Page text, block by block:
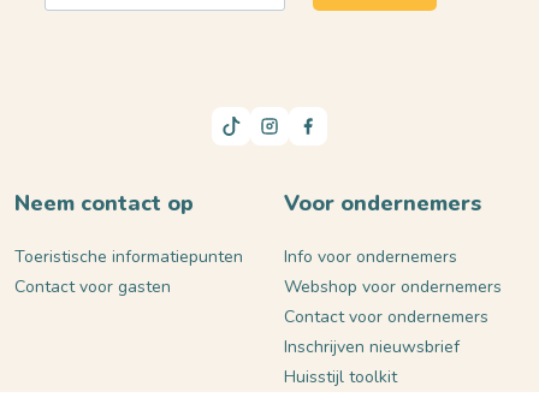
Neem contact op
Toeristische informatiepunten
Contact voor gasten
Voor ondernemers
Info voor ondernemers
Webshop voor ondernemers
Contact voor ondernemers
Inschrijven nieuwsbrief
Huisstijl toolkit